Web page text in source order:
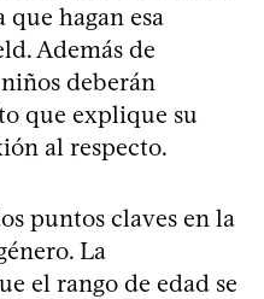
hagan esa
Además de
deberán
que explique su
al respecto.
puntos claves en la
La
el rango de edad se